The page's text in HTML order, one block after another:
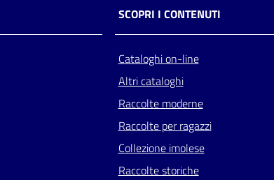
SCOPRI I CONTENUTI
Cataloghi on-line
Altri cataloghi
Raccolte moderne
Raccolte per ragazzi
Collezione imolese
Raccolte storiche